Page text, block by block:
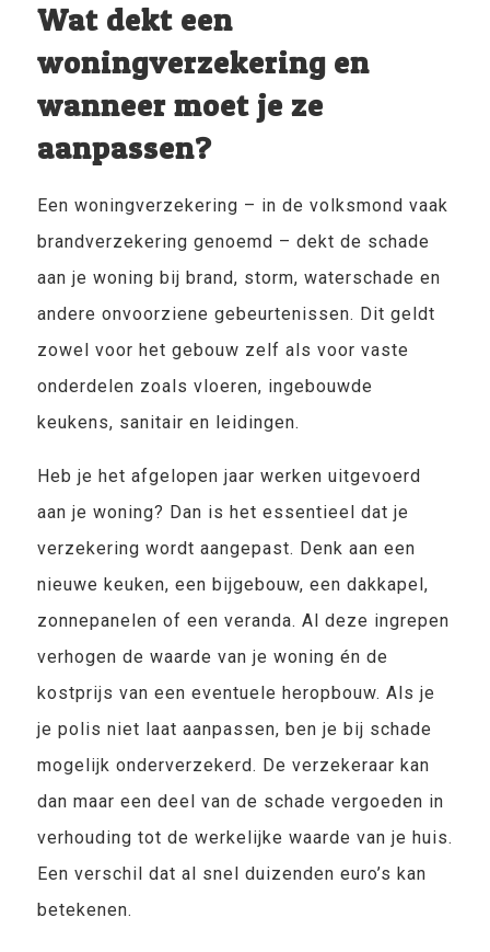
Wat dekt een
woningverzekering en
wanneer moet je ze
aanpassen?
Een woningverzekering – in de volksmond vaak
brandverzekering genoemd – dekt de schade
aan je woning bij brand, storm, waterschade en
andere onvoorziene gebeurtenissen. Dit geldt
zowel voor het gebouw zelf als voor vaste
onderdelen zoals vloeren, ingebouwde
keukens, sanitair en leidingen.
Heb je het afgelopen jaar werken uitgevoerd
aan je woning? Dan is het essentieel dat je
verzekering wordt aangepast. Denk aan een
nieuwe keuken, een bijgebouw, een dakkapel,
zonnepanelen of een veranda. Al deze ingrepen
verhogen de waarde van je woning én de
kostprijs van een eventuele heropbouw. Als je
je polis niet laat aanpassen, ben je bij schade
mogelijk onderverzekerd. De verzekeraar kan
dan maar een deel van de schade vergoeden in
verhouding tot de werkelijke waarde van je huis.
Een verschil dat al snel duizenden euro’s kan
betekenen.